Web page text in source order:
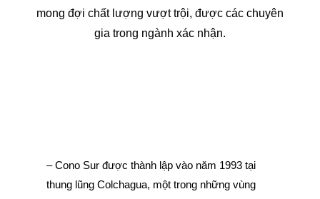
mong đợi chất lượng vượt trội, được các chuyên
gia trong ngành xác nhận.
– Cono Sur được thành lập vào năm 1993 tại
thung lũng Colchagua, một trong những vùng